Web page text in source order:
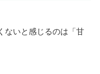
ないと感じるのは「甘